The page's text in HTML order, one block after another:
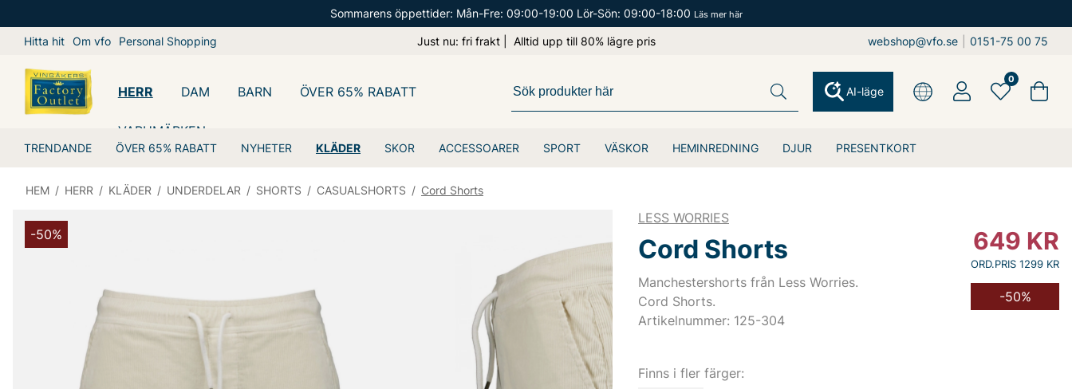
Sommarens öppettider: Mån-Fre: 09:00-19:00 Lör-Sön: 09:00-18:00 Läs mer här
Hitta hit Om vfo Personal Shopping Just nu: fri frakt | Alltid upp till 80% lägre pris webshop@vfo.se 0151-75 00 75
HERR
TRENDANDE ÖVER 65% RABATT NYHETER KLÄDER SKOR ACCESSOARER SPORT VÄSKOR HEMINREDNING DJUR PRESENTKORT
DAM BARN ÖVER 65% RABATT
VARUMÄRKEN
AI-läge
0
HEM / HERR / KLÄDER / UNDERDELAR / SHORTS / CASUALSHORTS / Cord Shorts
-50%
LESS WORRIES
Cord Shorts
Manchestershorts från Less Worries.
Cord Shorts.
Artikelnummer: 125-304
649 KR
ORD.PRIS 1299 KR
-50%
Finns i fler färger: